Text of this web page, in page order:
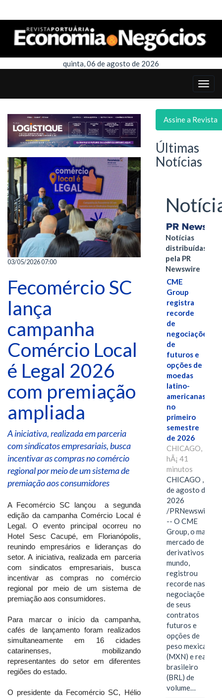
quinta, 06 de agosto de 2026
03/05/2026 07:00
Fecomércio SC
lança
campanha
Comércio Local
é Legal 2026
com premiação
ampliada
A iniciativa, realizada em parceria
com sindicatos empresariais, busca
incentivar as compras no comércio
regional por meio de um sistema de
premiação aos consumidores
A Fecomércio SC lançou a segunda
edição da campanha Comércio Local é
Legal. O evento principal ocorreu no
Hotel Sesc Cacupé, em Florianópolis,
reunindo empresários e lideranças do
setor. A iniciativa, realizada em parceria
com sindicatos empresariais, busca
incentivar as compras no comércio
regional por meio de um sistema de
premiação aos consumidores.
Para marcar o início da campanha,
cafés de lançamento foram realizados
simultaneamente em 16 cidades
catarinenses, mobilizando
representantes do setor em diferentes
regiões do estado.
O presidente da Fecomércio SC, Hélio
Assine a Revista
Últimas
Notícias
Notícias
distribuídas
pela PR
Newswire
CME
Group
registra
recorde
de
negociações
de
futuros e
opções de
moedas
latino-
americanas
no
primeiro
semestre
de 2026
CHICAGO,
hÃ¡ 41
minutos
CHICAGO , 6
de agosto de
2026
/PRNewswire/
-- O CME
Group, o maior
mercado de
derivativos do
mundo,
registrou
recorde nas
negociações
de seus
contratos
futuros e
opções de
peso mexicano
(MXN) e real
brasileiro
(BRL) de
volume…